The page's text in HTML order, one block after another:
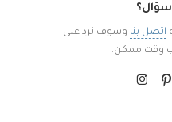
اتصل بنا وسوف نرد على
وقت ممكن.